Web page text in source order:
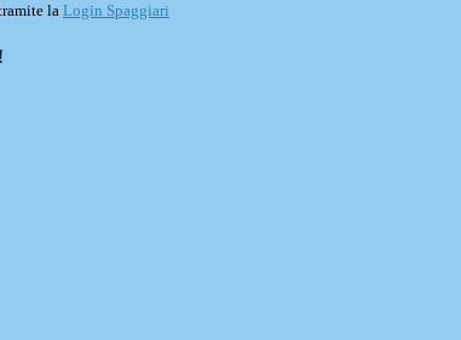
la Login Spaggiari